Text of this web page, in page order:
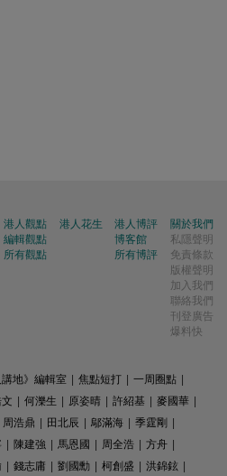
港人觀點
編輯觀點
所有觀點
港人花生
港人博評
博客館
所有博評
關於我們
私隱聲明
免責條款
版權聲明
加入我們
聯絡我們
刊登廣告
爆料快
講地》編輯室 | 焦點短打 | 一周圈點 |
| 何濼生 | 原姿晴 | 許紹基 | 麥國華 |
周浩鼎 | 田北辰 | 鄔滿海 | 季霆剛 |
| 陳建強 | 馬恩國 | 周全浩 | 方舟 |
| 錢志庸 | 劉國勳 | 柯創盛 | 洪錦鉉 |